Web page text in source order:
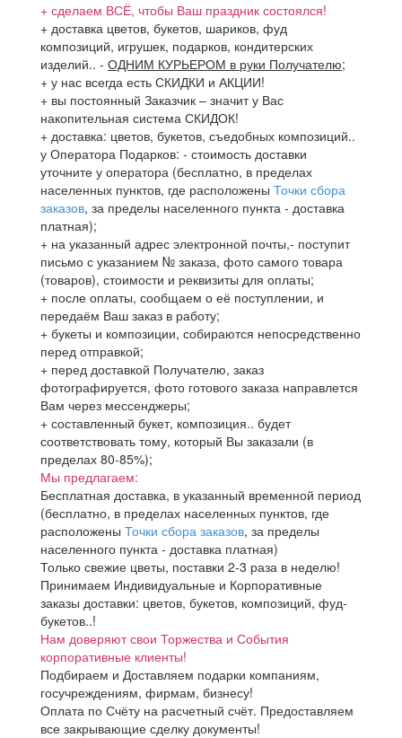
+ сделаем ВСЁ, чтобы Ваш праздник состоялся!
+ доставка цветов, букетов, шариков, фуд
композиций, игрушек, подарков, кондитерских
изделий.. - ОДНИМ КУРЬЕРОМ в руки Получателю;
+ у нас всегда есть СКИДКИ и АКЦИИ!
+ вы постоянный Заказчик – значит у Вас
накопительная система СКИДОК!
+ доставка: цветов, букетов, съедобных композиций..
у Оператора Подарков: - стоимость доставки
уточните у оператора (бесплатно, в пределах
населенных пунктов, где расположены Точки сбора
заказов, за пределы населенного пункта - доставка
платная);
+ на указанный адрес электронной почты,- поступит
письмо с указанием № заказа, фото самого товара
(товаров), стоимости и реквизиты для оплаты;
+ после оплаты, сообщаем о её поступлении, и
передаём Ваш заказ в работу;
+ букеты и композиции, собираются непосредственно
перед отправкой;
+ перед доставкой Получателю, заказ
фотографируется, фото готового заказа направлется
Вам через мессенджеры;
+ составленный букет, композиция.. будет
соответствовать тому, который Вы заказали (в
пределах 80-85%);
Мы предлагаем:
Бесплатная доставка, в указанный временной период
(бесплатно, в пределах населенных пунктов, где
расположены Точки сбора заказов, за пределы
населенного пункта - доставка платная)
Только свежие цветы, поставки 2-3 раза в неделю!
Принимаем Индивидуальные и Корпоративные
заказы доставки: цветов, букетов, композиций, фуд-
букетов..!
Нам доверяют свои Торжества и События
корпоративные клиенты!
Подбираем и Доставляем подарки компаниям,
госучреждениям, фирмам, бизнесу!
Оплата по Счёту на расчетный счёт. Предоставляем
все закрывающие сделку документы!